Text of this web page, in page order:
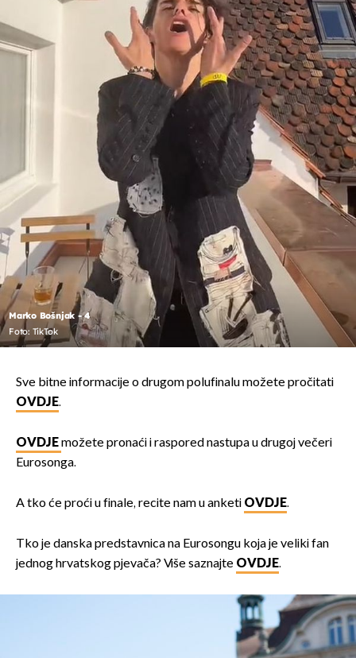
Marko Bošnjak - 4
Foto: TikTok
Sve bitne informacije o drugom polufinalu možete pročitati
OVDJE.
OVDJEmožete pronaći i raspored nastupa u drugoj večeri
Eurosonga.
A tko će proći u finale, recite nam u anketi OVDJE.
Tko je danska predstavnica na Eurosongu koja je veliki fan
jednog hrvatskog pjevača? Više saznajte OVDJE.